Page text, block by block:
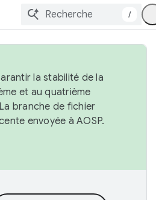
/
la stabilité de la
et au quatrième
branche de fichier
envoyée à AOSP.